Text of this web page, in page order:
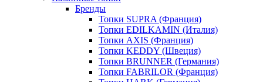
Бренды
Топки SUPRA (Франция)
Топки EDILKAMIN (Италия)
Топки AXIS (Франция)
Топки KEDDY (Швеция)
Топки BRUNNER (Германия)
Топки FABRILOR (Франция)